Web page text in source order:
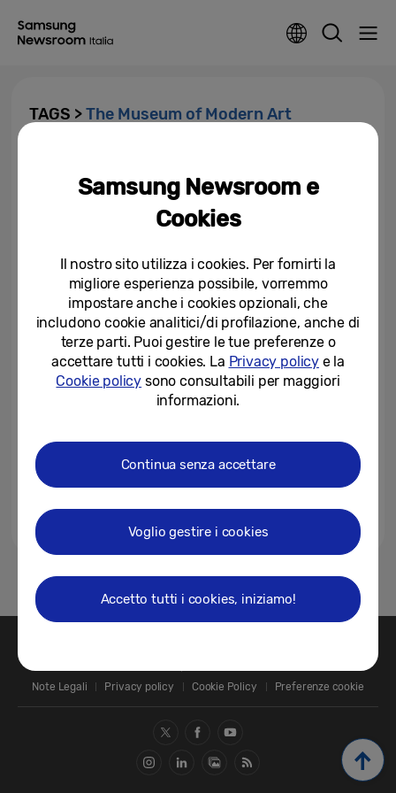
TAGS >The Museum of Modern Art
una selezione esclusiva di
capolavori della collezione del...
Note Legali
Privacy policy Cookie Policy Preferenze cookie
Samsung Newsroom e
Cookies
Il nostro sito utilizza i cookies. Per fornirti la
migliore esperienza possibile, vorremmo
impostare anche i cookies opzionali, che
includono cookie analitici/di profilazione, anche di
terze parti. Puoi gestire le tue preferenze o
accettare tutti i cookies. La Privacy policye la
Cookie policy sono consultabili per maggiori
informazioni.
Continua senza accettare
Voglio gestire i cookies
Accetto tutti i cookies, iniziamo!